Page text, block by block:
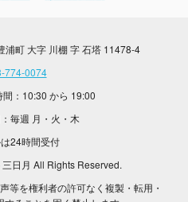
町 大字 川棚 字 石塔 11478-4
774-0074
間：10:30 から 19:00
毎週 月・火・木
24時間受付
日月 All Rights Reserved.
等を権利者の許可なく複製・転用・